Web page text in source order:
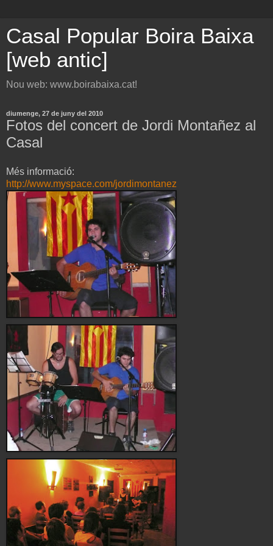
Casal Popular Boira Baixa
[web antic]
Nou web: www.boirabaixa.cat!
diumenge, 27 de juny del 2010
Fotos del concert de Jordi Montañez al
Casal
Més informació:
http://www.myspace.com/jordimontanez